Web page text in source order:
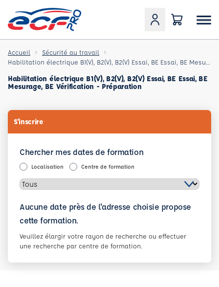
Accueil
Sécurité au travail
Habilitation électrique B1(V), B2(V), B2(V) Essai, BE Essai, BE
Mesurage, BE Vérification - Préparation
S'inscrire
Chercher mes dates de formation
Localisation Centre de formation
Aucune date près de l'adresse choisie propose
cette formation.
Veuillez élargir votre rayon de recherche ou effectuer
une recherche par centre de formation.